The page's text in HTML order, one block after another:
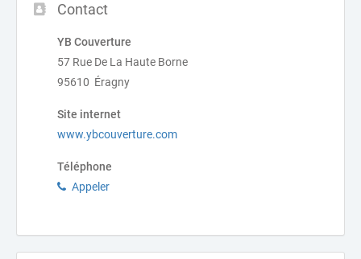
Contact
YB Couverture
57 Rue De La Haute Borne
95610 Éragny
Site internet
www.ybcouverture.com
Téléphone
Appeler